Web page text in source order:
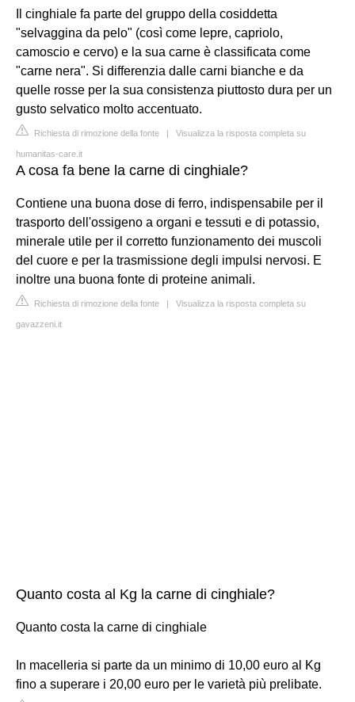
Il cinghiale fa parte del gruppo della cosiddetta
"selvaggina da pelo" (così come lepre, capriolo,
camoscio e cervo) e la sua carne è classificata come
"carne nera". Si differenzia dalle carni bianche e da
quelle rosse per la sua consistenza piuttosto dura per un
gusto selvatico molto accentuato.
Richiesta di rimozione della fonte | Visualizza la risposta completa su
humanitas-care.it
A cosa fa bene la carne di cinghiale?
Contiene una buona dose di ferro, indispensabile per il
trasporto dell'ossigeno a organi e tessuti e di potassio,
minerale utile per il corretto funzionamento dei muscoli
del cuore e per la trasmissione degli impulsi nervosi. E
inoltre una buona fonte di proteine animali.
Richiesta di rimozione della fonte | Visualizza la risposta completa su
gavazzeni.it
Quanto costa al Kg la carne di cinghiale?
Quanto costa la carne di cinghiale
In macelleria si parte da un minimo di 10,00 euro al Kg
fino a superare i 20,00 euro per le varietà più prelibate.